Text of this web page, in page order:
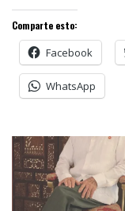
Comparte esto:
Facebook
WhatsApp